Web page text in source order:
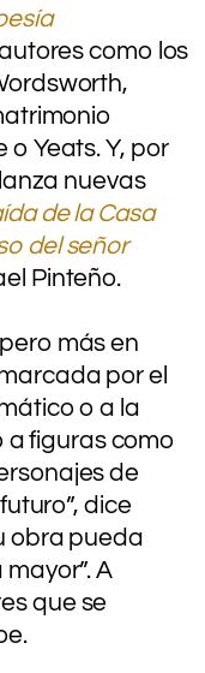
como los
o Yeats. Y, por
nuevas
de la Casa
del señor
Pinteño.
más en
por el
o a la
a figuras como
de
dice
obra pueda
A
que se